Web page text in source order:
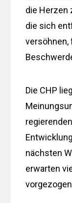
die Herzen
die sich
versöhnen,
Die CHP
nächsten
erwarten